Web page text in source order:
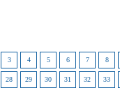
3 4 5 6 7 8
28 29 30 31 32 33